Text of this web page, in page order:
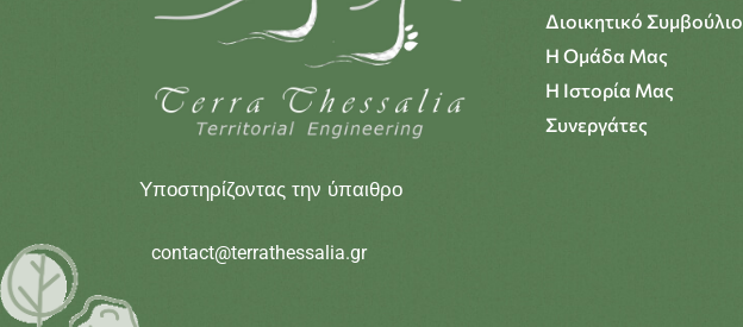
Υποστηρίζοντας την ύπαιθρο
contact@terrathessalia.gr
Διοικητικό Συμβούλιο
Η Ομάδα Μας
Η Ιστορία Μας
Συνεργάτες